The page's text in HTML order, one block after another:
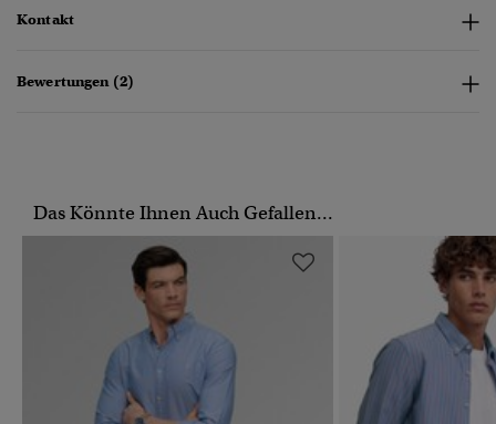
Kontakt
Bewertungen (2)
Das Könnte Ihnen Auch Gefallen...